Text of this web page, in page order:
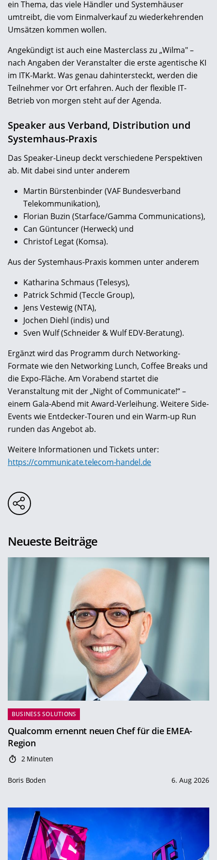
ein Thema, das viele Händler und Systemhäuser
umtreibt, die vom Einmalverkauf zu wiederkehrenden
Umsätzen kommen wollen.
Angekündigt ist auch eine Masterclass zu „Wilma" –
nach Angaben der Veranstalter die erste agentische KI
im ITK-Markt. Was genau dahintersteckt, werden die
Teilnehmer vor Ort erfahren. Auch der flexible IT-
Betrieb von morgen steht auf der Agenda.
Speaker aus Verband, Distribution und
Systemhaus-Praxis
Das Speaker-Lineup deckt verschiedene Perspektiven
ab. Mit dabei sind unter anderem
Martin Bürstenbinder (VAF Bundesverband
Telekommunikation),
Florian Buzin (Starface/Gamma Communications),
Can Güntuncer (Herweck) und
Christof Legat (Komsa).
Aus der Systemhaus-Praxis kommen unter anderem
Katharina Schmaus (Telesys),
Patrick Schmid (Teccle Group),
Jens Vestewig (NTA),
Jochen Diehl (indis) und
Sven Wulf (Schneider & Wulf EDV-Beratung).
Ergänzt wird das Programm durch Networking-
Formate wie den Networking Lunch, Coffee Breaks und
die Expo-Fläche. Am Vorabend startet die
Veranstaltung mit der „Night of Communicate!“ –
einem Gala-Abend mit Award-Verleihung. Weitere Side-
Events wie Entdecker-Touren und ein Warm-up Run
runden das Angebot ab.
Weitere Informationen und Tickets unter:
https://communicate.telecom-handel.de
Neueste Beiträge
BUSINESS SOLUTIONS
Qualcomm ernennt neuen Chef für die EMEA-
Region
2 Minuten
Boris Boden 6. Aug 2026